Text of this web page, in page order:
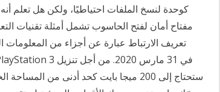
كوحدة لنسخ الملفات احتياطيًا، ولكن هل تعلم
مفتاح أمان لفتح الحاسوب تشمل أمثلة تقنيات
تعريف الارتباط عبارة عن أجزاء من